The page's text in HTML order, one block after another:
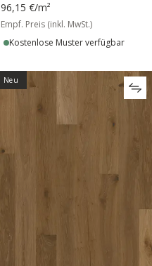
96,15 €/m²
Empf. Preis (inkl. MwSt.)
Kostenlose Muster verfügbar
Neu